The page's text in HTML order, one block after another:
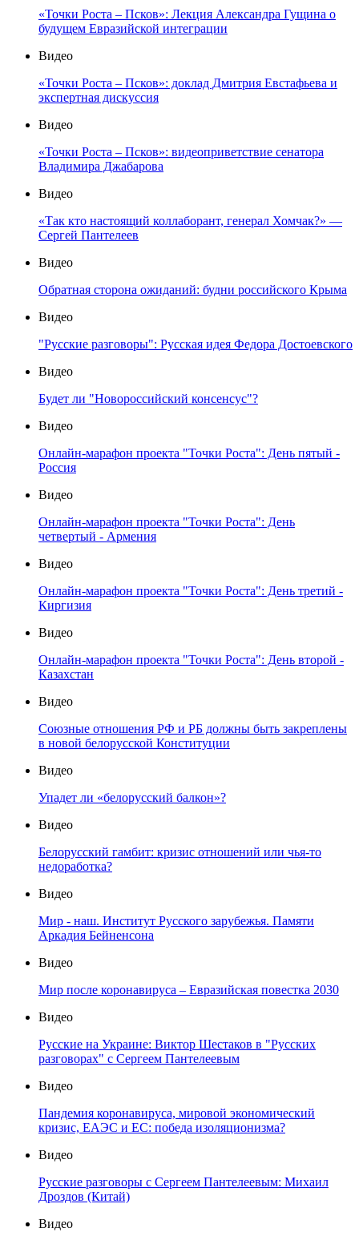
«Точки Роста – Псков»: Лекция Александра Гущина о
будущем Евразийской интеграции
Видео
«Точки Роста – Псков»: доклад Дмитрия Евстафьева и
экспертная дискуссия
Видео
«Точки Роста – Псков»: видеоприветствие сенатора
Владимира Джабарова
Видео
«Так кто настоящий коллаборант, генерал Хомчак?» —
Сергей Пантелеев
Видео
Обратная сторона ожиданий: будни российского Крыма
Видео
"Русские разговоры": Русская идея Федора Достоевского
Видео
Будет ли "Новороссийский консенсус"?
Видео
Онлайн-марафон проекта "Точки Роста": День пятый -
Россия
Видео
Онлайн-марафон проекта "Точки Роста": День
четвертый - Армения
Видео
Онлайн-марафон проекта "Точки Роста": День третий -
Киргизия
Видео
Онлайн-марафон проекта "Точки Роста": День второй -
Казахстан
Видео
Союзные отношения РФ и РБ должны быть закреплены
в новой белорусской Конституции
Видео
Упадет ли «белорусский балкон»?
Видео
Белорусский гамбит: кризис отношений или чья-то
недоработка?
Видео
Мир - наш. Институт Русского зарубежья. Памяти
Аркадия Бейненсона
Видео
Мир после коронавируса – Евразийская повестка 2030
Видео
Русские на Украине: Виктор Шестаков в "Русских
разговорах" с Сергеем Пантелеевым
Видео
Пандемия коронавируса, мировой экономический
кризис, ЕАЭС и ЕС: победа изоляционизма?
Видео
Русские разговоры с Сергеем Пантелеевым: Михаил
Дроздов (Китай)
Видео